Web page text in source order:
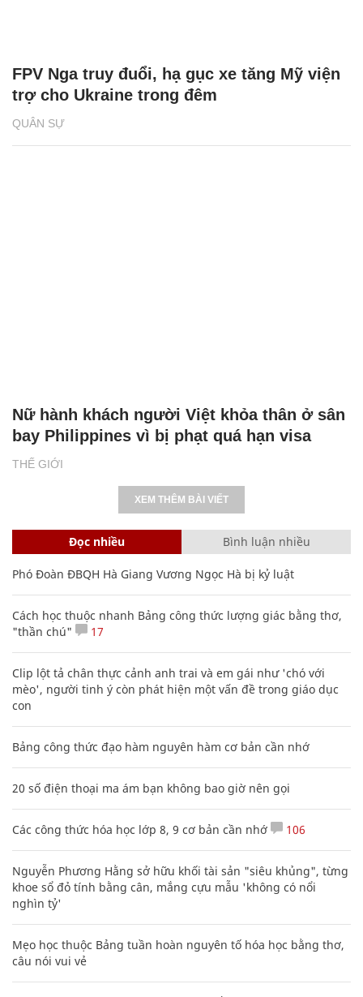
QUÂN SỰ
FPV Nga truy đuổi, hạ gục xe tăng Mỹ viện
trợ cho Ukraine trong đêm
THẾ GIỚI
Nữ hành khách người Việt khỏa thân ở sân
bay Philippines vì bị phạt quá hạn visa
XEM THÊM BÀI VIẾT
Đọc nhiều Bình luận nhiều
Phó Đoàn ĐBQH Hà Giang Vương Ngọc Hà bị kỷ luật
Cách học thuộc nhanh Bảng công thức lượng giác bằng thơ,
"thần chú"
17
Clip lột tả chân thực cảnh anh trai và em gái như 'chó với
mèo', người tinh ý còn phát hiện một vấn đề trong giáo dục
con
Bảng công thức đạo hàm nguyên hàm cơ bản cần nhớ
20 số điện thoại ma ám bạn không bao giờ nên gọi
Các công thức hóa học lớp 8, 9 cơ bản cần nhớ 106
Nguyễn Phương Hằng sở hữu khối tài sản "siêu khủng", từng
khoe sổ đỏ tính bằng cân, mắng cựu mẫu 'không có nổi
nghìn tỷ'
Mẹo học thuộc Bảng tuần hoàn nguyên tố hóa học bằng thơ,
câu nói vui vẻ